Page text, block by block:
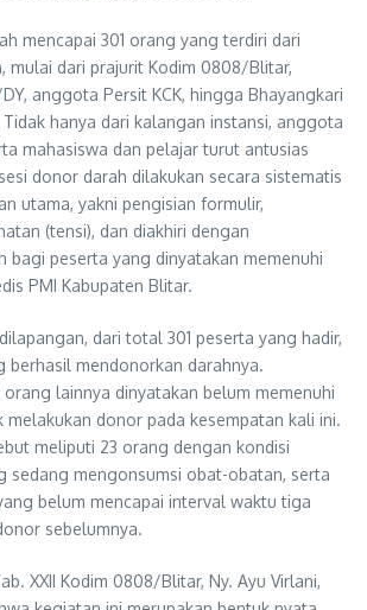
mencapai 301 orang yang terdiri dari
mulai dari prajurit Kodim 0808/Blitar,
anggota Persit KCK, hingga Bhayangkari
hanya dari kalangan instansi, anggota
mahasiswa dan pelajar turut antusias
donor darah dilakukan secara sistematis
utama, yakni pengisian formulir,
(tensi), dan diakhiri dengan
bagi peserta yang dinyatakan memenuhi
PMI Kabupaten Blitar.
dari total 301 peserta yang hadir,
berhasil mendonorkan darahnya.
orang lainnya dinyatakan belum memenuhi
melakukan donor pada kesempatan kali ini.
meliputi 23 orang dengan kondisi
sedang mengonsumsi obat-obatan, serta
belum mencapai interval waktu tiga
sebelumnya.
XXII Kodim 0808/Blitar, Ny. Ayu Virlani,